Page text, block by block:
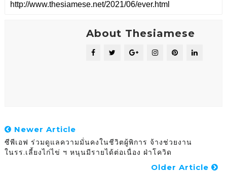
About Thesiamese
Newer Article
ซีพีเอฟ ร่วมดูแลความมั่นคงในชีวิตผู้พิการ จ้างช่วยงาน
ในรร.เลี้ยงไก่ไข่ ฯ หนุนมีรายได้ต่อเนื่อง ฝ่าโควิด
Older Article